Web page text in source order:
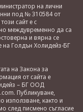
на лични
под № 310584 от
сайт е с
междувременно да са
и вярна се
на Голдън Холидейз-БГ
на Закона за
от сайта е
– БГ ООД
Публикуване,
както и
след писмено съгласие